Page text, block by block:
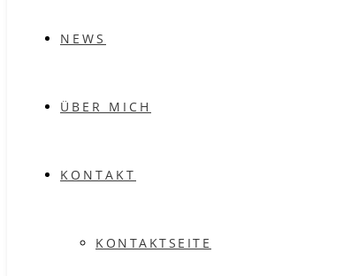
NEWS
ÜBER MICH
KONTAKT
KONTAKTSEITE